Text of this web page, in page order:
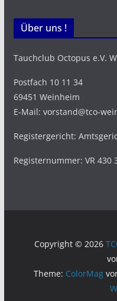
Über uns !
Tauchclub Octopus e.V.
Postfach 10 11 34
69451 Weinheim
E-Mail: vorstand@tco-
Registergericht:
Registernummer: VR 430
Copyright © 2026
Theme: ColorMag